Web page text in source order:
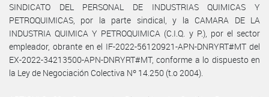
SINDICATO DEL PERSONAL DE INDUSTRIAS QUIMICAS Y
PETROQUIMICAS, por la parte sindical, y la CAMARA DE LA
INDUSTRIA QUIMICA Y PETROQUIMICA (C.I.Q. y P.), por el sector
empleador, obrante en el IF-2022-56120921-APN-DNRYRT#MT del
EX-2022-34213500-APN-DNRYRT#MT, conforme a lo dispuesto en
la Ley de Negociación Colectiva Nº 14.250 (t.o 2004).